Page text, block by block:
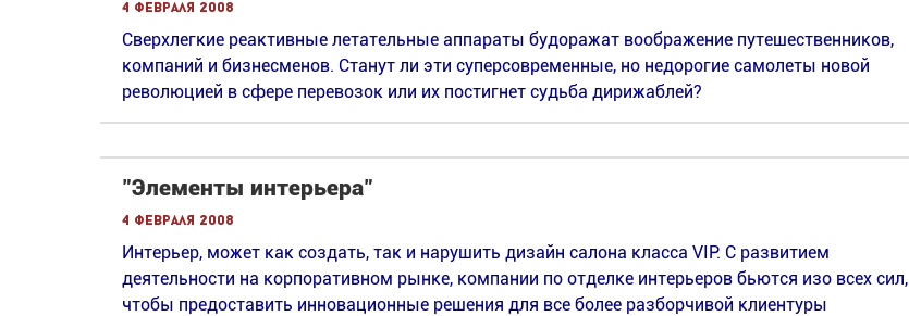
4 февраля 2008
Сверхлегкие реактивные летательные аппараты будоражат воображение путешественников,
компаний и бизнесменов. Станут ли эти суперсовременные, но недорогие самолеты новой
революцией в сфере перевозок или их постигнет судьба дирижаблей?
"Элементы интерьера"
4 февраля 2008
Интерьер, может как создать, так и нарушить дизайн салона класса VIP. С развитием
деятельности на корпоративном рынке, компании по отделке интерьеров бьются изо всех сил,
чтобы предоставить инновационные решения для все более разборчивой клиентуры